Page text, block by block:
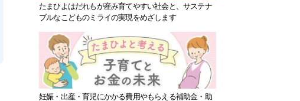
たまひよはだれもが産み育てやすい社会と、サステナ
ブルなこどものミライの実現をめざします
妊娠・出産・育児にかかる費用やもらえる補助金・助